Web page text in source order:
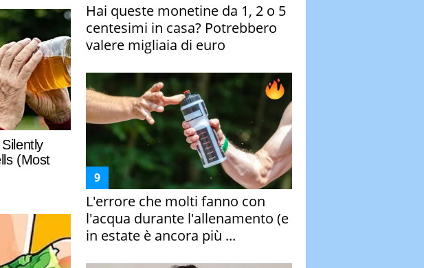
Hai queste monetine da 1, 2 o 5
centesimi in casa? Potrebbero
valere migliaia di euro
L'errore che molti fanno con
l'acqua durante l'allenamento (e
in estate è ancora più ...